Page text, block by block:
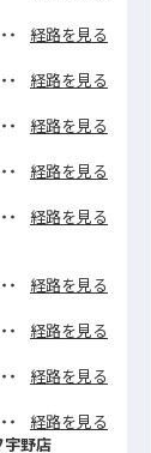
・
経路を見る
・
経路を見る
・
経路を見る
・
経路を見る
・
経路を見る
・
経路を見る
・
経路を見る
・
経路を見る
・
経路を見る
宇野店